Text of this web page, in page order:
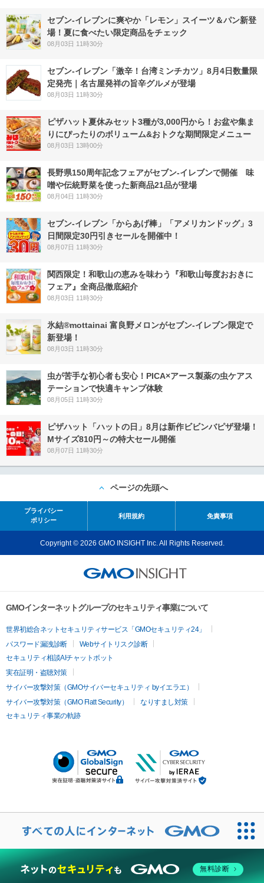
セブン‐イレブンに爽やか「レモン」スイーツ＆パン新登
場！夏に食べたい限定商品をチェック
08月03日 11時30分
セブン-イレブン「激辛！台湾ミンチカツ」8月4日数量限
定発売｜名古屋発祥の旨辛グルメが登場
08月03日 11時30分
ピザハット夏休みセット3種が3,000円から！お盆や集ま
りにぴったりのボリューム&おトクな期間限定メニュー
08月03日 13時00分
長野県150周年記念フェアがセブン-イレブンで開催 味
噌や伝統野菜を使った新商品21品が登場
08月04日 11時30分
セブン‐イレブン「からあげ棒」「アメリカンドッグ」3
日間限定30円引きセールを開催中！
08月07日 11時30分
関西限定！和歌山の恵みを味わう『和歌山毎度おおきに
フェア』全商品徹底紹介
08月03日 11時30分
氷結®mottainai 富良野メロンがセブン‐イレブン限定で
新登場！
08月03日 11時30分
虫が苦手な初心者も安心！PICA×アース製薬の虫ケアス
テーションで快適キャンプ体験
08月05日 11時30分
ピザハット「ハットの日」8月は新作ビビンバピザ登場！
Mサイズ810円～の特大セール開催
08月07日 11時30分
ページの先頭へ
プライバシー
ポリシー
利用規約 免責事項
Copyright © 2026 GMO INSIGHT Inc. All Rights Reserved.
GMOインターネットグループのセキュリティ事業について
世界初総合ネットセキュリティサービス「GMOセキュリティ24」
パスワード漏洩診断
Webサイトリスク診断
セキュリティ相談AIチャットボット
実在証明・盗聴対策
サイバー攻撃対策（GMOサイバーセキュリティ byイエラエ）
サイバー攻撃対策（GMO Flatt Security）
なりすまし対策
セキュリティ事業の軌跡
無料診断